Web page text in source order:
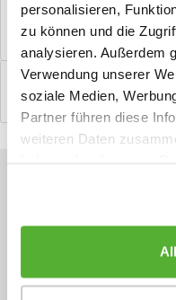
personalisieren,
zu können und die
analysieren. Außerdem
Verwendung unserer
soziale Medien,
Partner führen diese
weiteren Daten
Windfangelemente online
einbaufertig bestellen. In
Bewertungen
0
Bewertungen lesen,
Sie haben
+49 (0)4244 965 34